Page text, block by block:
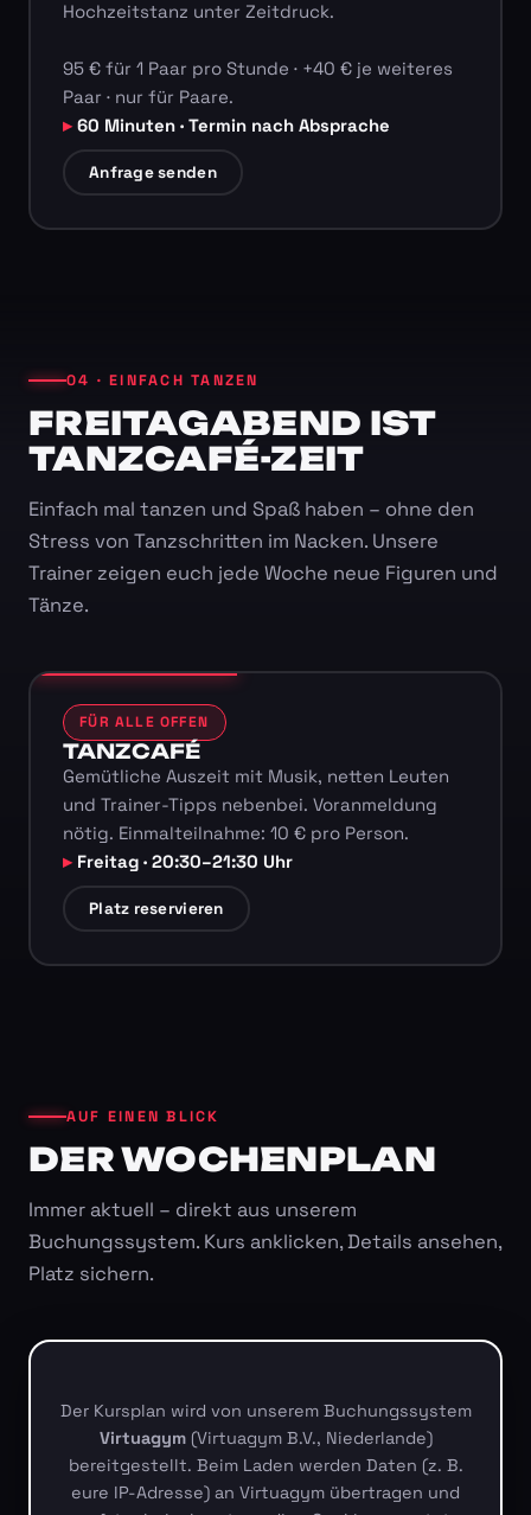
Hochzeitstanz unter Zeitdruck.
95 € für 1 Paar pro Stunde · +40 € je weiteres
Paar · nur für Paare.
60 Minuten · Termin nach Absprache
Anfrage senden
04 · EINFACH TANZEN
FREITAGABEND IST
TANZCAFÉ-ZEIT
Einfach mal tanzen und Spaß haben – ohne den
Stress von Tanzschritten im Nacken. Unsere
Trainer zeigen euch jede Woche neue Figuren und
Tänze.
FÜR ALLE OFFEN
TANZCAFÉ
Gemütliche Auszeit mit Musik, netten Leuten
und Trainer-Tipps nebenbei. Voranmeldung
nötig. Einmalteilnahme: 10 € pro Person.
Freitag · 20:30–21:30 Uhr
Platz reservieren
AUF EINEN BLICK
DER WOCHENPLAN
Immer aktuell – direkt aus unserem
Buchungssystem. Kurs anklicken, Details ansehen,
Platz sichern.
Der Kursplan wird von unserem Buchungssystem
Virtuagym(Virtuagym B.V., Niederlande)
bereitgestellt. Beim Laden werden Daten (z. B.
eure IP-Adresse) an Virtuagym übertragen und